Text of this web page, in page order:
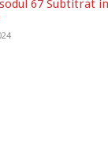
67 Subtitrat in